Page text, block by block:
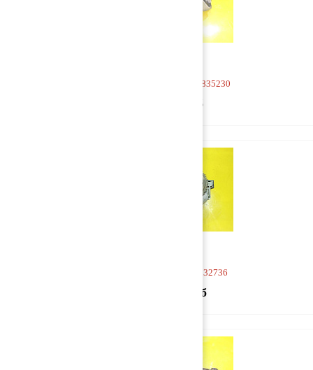
Насос масляный 20835230
5 000 руб
Насос масляный 2132736
28 000 руб